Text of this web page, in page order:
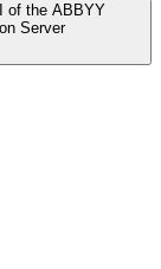
of the ABBYY
Server